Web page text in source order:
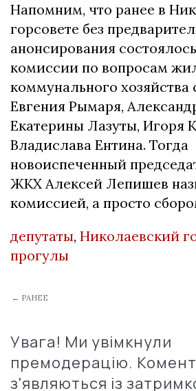
Напомним, что ранее в
горсовете без
анонсирования
комиссии по вопросам
коммунального хозяйства
Евгения Рымаря,
Екатерины Лазуты, Игоря
Владислава Ентина. Тогда
новоиспеченный
ЖКХ Алексей Лепишев
комиссией, а просто
депутаты, Николаевский
прогулы
← РАНЕЕ
Увага! Ми увімкнули
премодерацію.
з'являються із